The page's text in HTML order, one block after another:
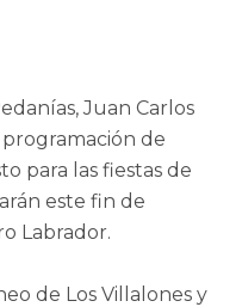
Juan Carlos
de
para las fiestas de
este fin de
Labrador.
de Los Villalones y